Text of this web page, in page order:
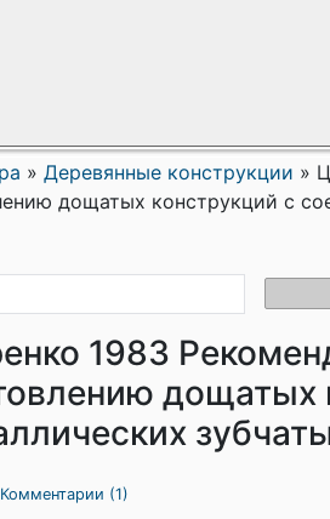
» Деревянные конструкции »
дощатых конструкций с
1983
дощатых
Комментарии (1)